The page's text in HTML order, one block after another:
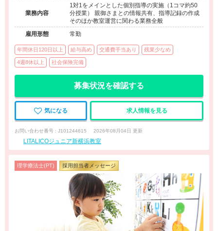
業務内容
1対1をメインとした個別指導の実施（1コマ約50
分授業） 親御さまとの情報共有、指導記録の作成
そのほか教室運営に関わる業務全般
雇用形態
常勤
年間休日120日以上 給与高め 交通費手当あり 残業少なめ
4週8休以上 社会保険完備
募集状況を確認する
気になる 求人情報を見る
お問い合わせ番号 : J101244615 2026年08月04日 更新
LITALICOジュニア新横浜教室
理学療法士(PT) 採用担当者メッセージ